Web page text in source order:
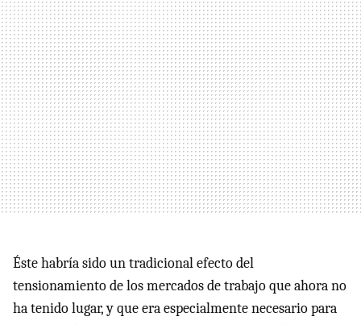
Éste habría sido un tradicional efecto del
tensionamiento de los mercados de trabajo que ahora no
ha tenido lugar, y que era especialmente necesario para